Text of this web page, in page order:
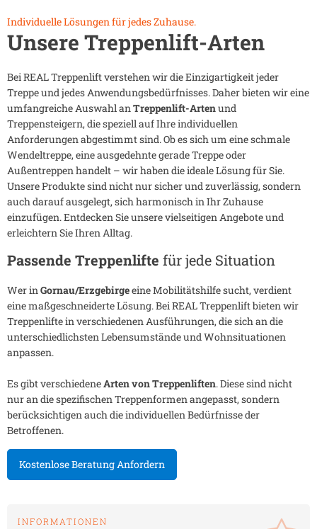
Individuelle Lösungen für jedes Zuhause.
Unsere Treppenlift-Arten
Bei REAL Treppenlift verstehen wir die Einzigartigkeit jeder
Treppe und jedes Anwendungsbedürfnisses. Daher bieten wir eine
umfangreiche Auswahl anTreppenlift-Artenund
Treppensteigern, die speziell auf Ihre individuellen
Anforderungen abgestimmt sind. Ob es sich um eine schmale
Wendeltreppe, eine ausgedehnte gerade Treppe oder
Außentreppen handelt – wir haben die ideale Lösung für Sie.
Unsere Produkte sind nicht nur sicher und zuverlässig, sondern
auch darauf ausgelegt, sich harmonisch in Ihr Zuhause
einzufügen. Entdecken Sie unsere vielseitigen Angebote und
erleichtern Sie Ihren Alltag.
Passende Treppenlifte für jede Situation
Wer inGornau/Erzgebirgeeine Mobilitätshilfe sucht, verdient
eine maßgeschneiderte Lösung. Bei REAL Treppenlift bieten wir
Treppenlifte in verschiedenen Ausführungen, die sich an die
unterschiedlichsten Lebensumstände und Wohnsituationen
anpassen.
Es gibt verschiedeneArten von Treppenliften. Diese sind nicht
nur an die spezifischen Treppenformen angepasst, sondern
berücksichtigen auch die individuellen Bedürfnisse der
Betroffenen.
Kostenlose Beratung Anfordern
INFORMATIONEN